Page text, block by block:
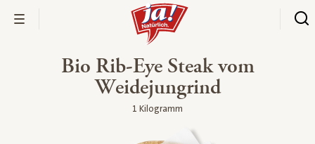
Bio Rib-Eye Steak vom
Weidejungrind
1 Kilogramm